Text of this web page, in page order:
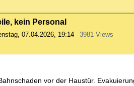
kein Personal
07.04.2026, 19:14
3981 Views
vor der Haustür.